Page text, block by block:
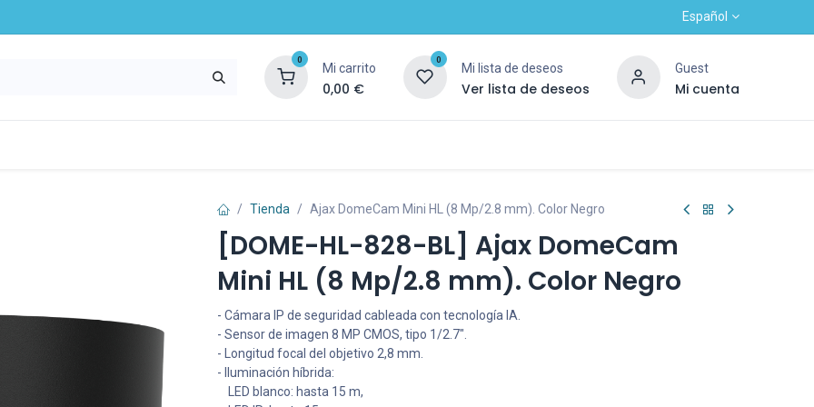
Español
0
Mi carrito
0,00 €
0
Mi lista de deseos
Ver lista de deseos
Guest
Mi cuenta
Tienda Ajax DomeCam Mini HL (8 Mp/2.8 mm). Color Negro
[DOME-HL-828-BL] Ajax DomeCam
Mini HL (8 Mp/2.8 mm). Color Negro
- Cámara IP de seguridad cableada con tecnología IA.
- Sensor de imagen 8 MP CMOS, tipo 1/2.7".
- Longitud focal del objetivo 2,8 mm.
- Iluminación híbrida:
LED blanco: hasta 15 m,